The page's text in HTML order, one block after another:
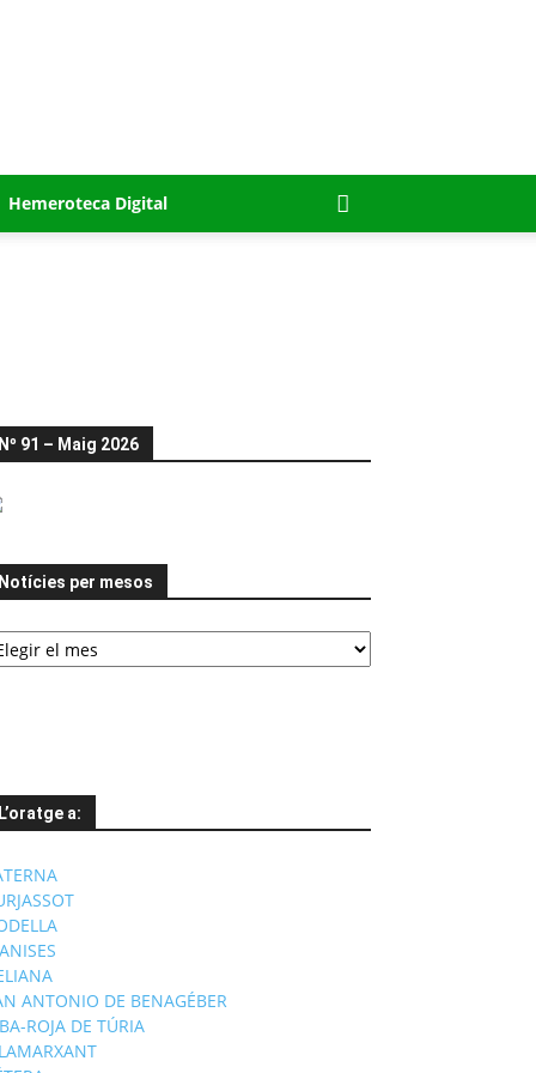
Hemeroteca Digital
Nº 91 – Maig 2026
Notícies per mesos
L’oratge a:
ANTONIO DE BENAGÉBER
ROJA DE TÚRIA